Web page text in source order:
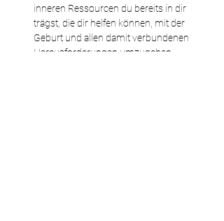
inneren Ressourcen du bereits in dir
trägst, die dir helfen können, mit der
Geburt und allen damit verbundenen
Herausforderungen umzugehen.